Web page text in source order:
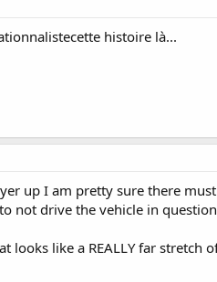
histoire là...
up I am pretty sure there
not drive the vehicle in
looks like a REALLY far stretch